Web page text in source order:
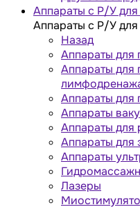
Аппараты с Р/У
Аппараты с Р/У
Назад
Аппараты для
Аппараты для
Аппараты
Аппараты
Аппараты для
Аппараты для
Аппараты
Лазеры